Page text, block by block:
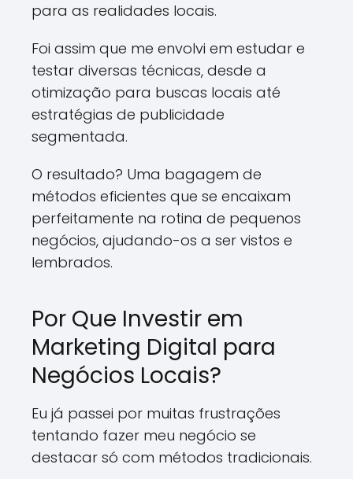
para as realidades locais.
Foi assim que me envolvi em estudar e
testar diversas técnicas, desde a
otimização para buscas locais até
estratégias de publicidade
segmentada.
O resultado? Uma bagagem de
métodos eficientes que se encaixam
perfeitamente na rotina de pequenos
negócios, ajudando-os a ser vistos e
lembrados.
Por Que Investir em
Marketing Digital para
Negócios Locais?
Eu já passei por muitas frustrações
tentando fazer meu negócio se
destacar só com métodos tradicionais.